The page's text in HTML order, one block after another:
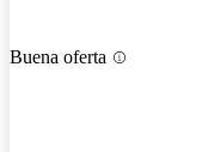
Buena oferta